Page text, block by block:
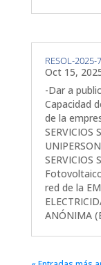
RESOL-2025-
Oct 15,
-Dar a
Capacidad
de la
SERVICIOS
SERVICIOS
red de la
ANÓNIMA